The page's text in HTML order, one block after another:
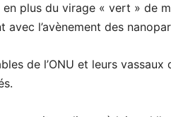
plus du virage « vert » de
l’avènement des
de l’ONU et leurs